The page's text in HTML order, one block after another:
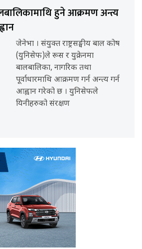
हुने आक्रमण अन्त्य
जेनेभा । संयुक्त राष्ट्रसङ्घीय बाल कोष
(युनिसेफ)ले रूस र युक्रेनमा
बालबालिका, नागरिक तथा
पूर्वाधारमाथि आक्रमण गर्न अन्त्य गर्न
आह्वान गरेको छ । युनिसेफले
यिनीहरुको संरक्षण